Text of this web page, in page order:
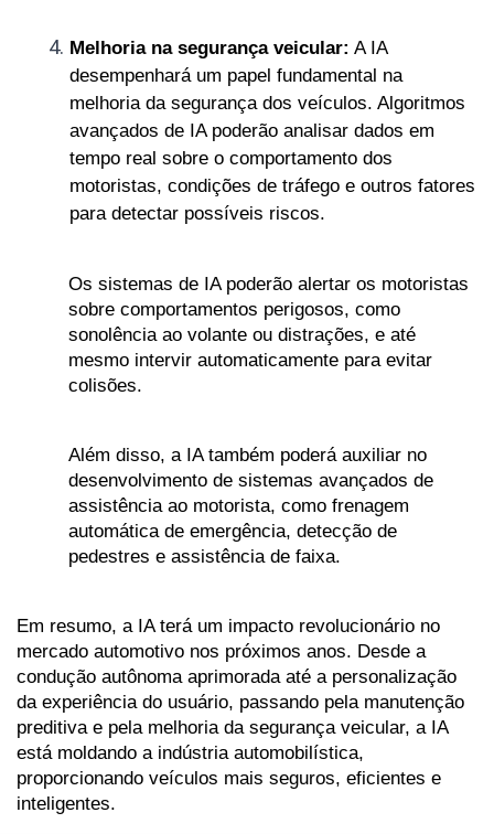
Melhoria na segurança veicular: A IA
desempenhará um papel fundamental na
melhoria da segurança dos veículos. Algoritmos
avançados de IA poderão analisar dados em
tempo real sobre o comportamento dos
motoristas, condições de tráfego e outros fatores
para detectar possíveis riscos.
Os sistemas de IA poderão alertar os motoristas
sobre comportamentos perigosos, como
sonolência ao volante ou distrações, e até
mesmo intervir automaticamente para evitar
colisões.
Além disso, a IA também poderá auxiliar no
desenvolvimento de sistemas avançados de
assistência ao motorista, como frenagem
automática de emergência, detecção de
pedestres e assistência de faixa.
Em resumo, a IA terá um impacto revolucionário no
mercado automotivo nos próximos anos. Desde a
condução autônoma aprimorada até a personalização
da experiência do usuário, passando pela manutenção
preditiva e pela melhoria da segurança veicular, a IA
está moldando a indústria automobilística,
proporcionando veículos mais seguros, eficientes e
inteligentes.